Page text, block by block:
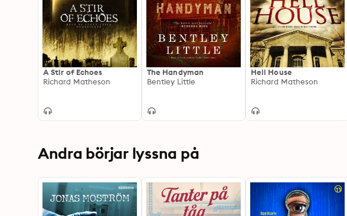
A Stir of Echoes
Richard Matheson
The Handyman
Bentley Little
Hell House
Richard Matheson
Andra börjar lyssna på